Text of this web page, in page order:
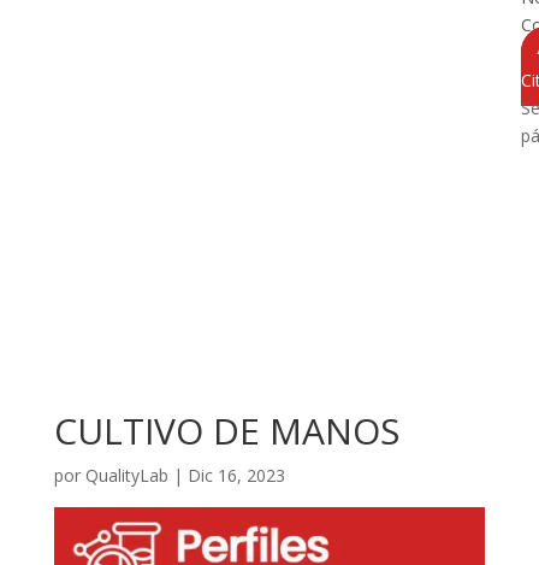
CULTIVO DE MANOS
por QualityLab | Dic 16, 2023